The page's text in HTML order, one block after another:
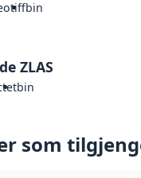
bin
ZLAS
bin
som